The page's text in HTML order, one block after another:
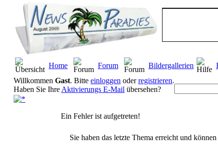
Home Forum Bildergallerien
Willkommen Gast. Bitte einloggen oderregistrieren.
Haben Sie Ihre Aktivierungs E-Mail übersehen?
Ein Fehler ist aufgetreten!
Sie haben das letzte Thema erreicht und